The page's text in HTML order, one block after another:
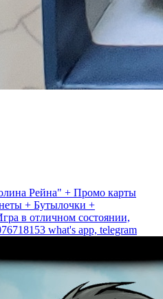
Рейна" + Промо карты
+ Бутылочки +
в отличном состоянии,
what's app, telegram